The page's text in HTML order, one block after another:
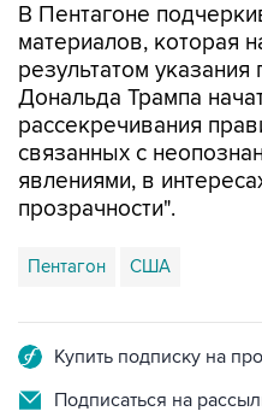
В Пентагоне
материалов, которая
результатом
Дональда Трампа
рассекречивания
связанных с
явлениями, в
прозрачности".
Пентагон США
Купить подписку на
Подписаться на